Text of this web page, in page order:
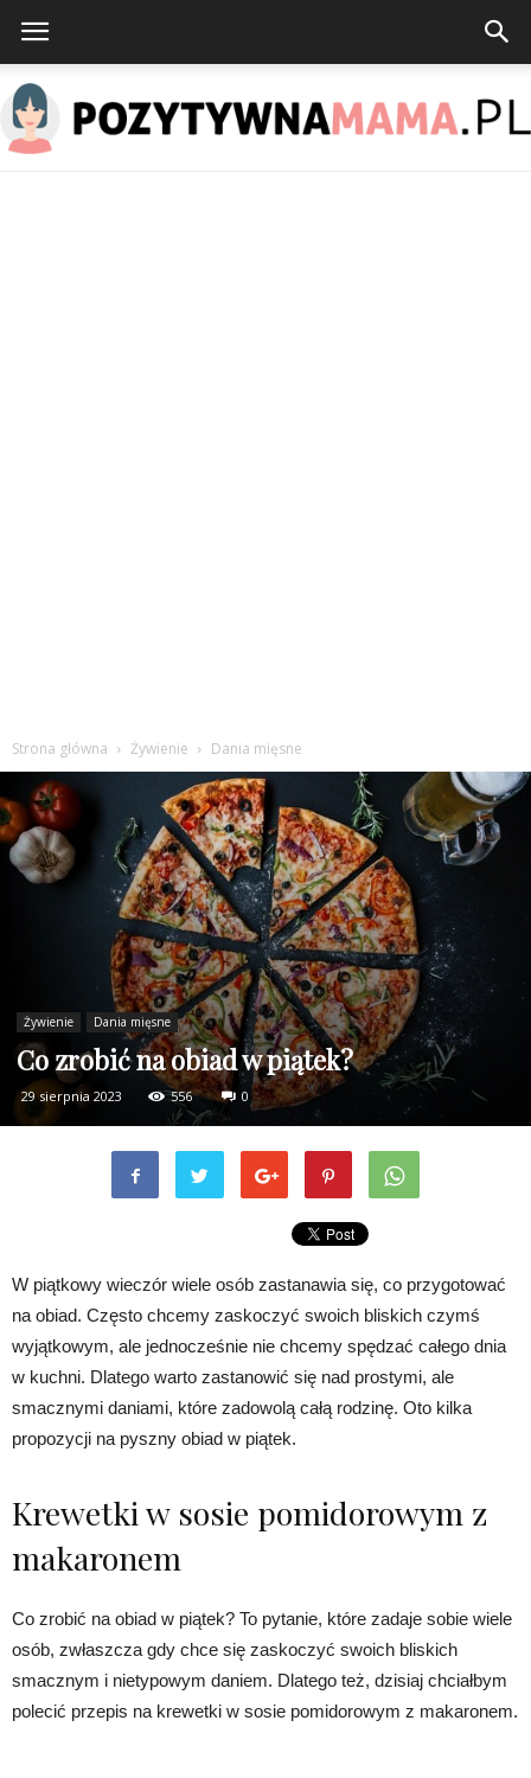
Strona główna Żywienie Dania mięsne
Żywienie Dania mięsne
Co zrobić na obiad w piątek?
29 sierpnia 2023 556 0
W piątkowy wieczór wiele osób zastanawia się, co przygotować
na obiad. Często chcemy zaskoczyć swoich bliskich czymś
wyjątkowym, ale jednocześnie nie chcemy spędzać całego dnia
w kuchni. Dlatego warto zastanowić się nad prostymi, ale
smacznymi daniami, które zadowolą całą rodzinę. Oto kilka
propozycji na pyszny obiad w piątek.
Krewetki w sosie pomidorowym z
makaronem
Co zrobić na obiad w piątek? To pytanie, które zadaje sobie wiele
osób, zwłaszcza gdy chce się zaskoczyć swoich bliskich
smacznym i nietypowym daniem. Dlatego też, dzisiaj chciałbym
polecić przepis na krewetki w sosie pomidorowym z makaronem.